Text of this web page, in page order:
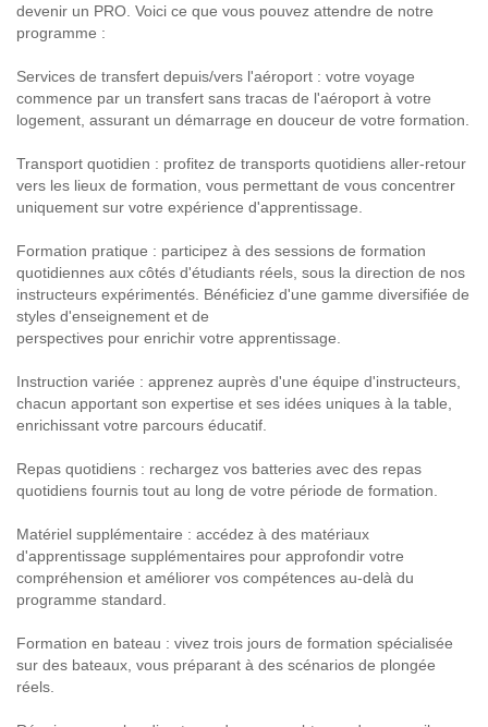
devenir un PRO. Voici ce que vous pouvez attendre de notre
programme :
Services de transfert depuis/vers l'aéroport : votre voyage
commence par un transfert sans tracas de l'aéroport à votre
logement, assurant un démarrage en douceur de votre formation.
Transport quotidien : profitez de transports quotidiens aller-retour
vers les lieux de formation, vous permettant de vous concentrer
uniquement sur votre expérience d'apprentissage.
Formation pratique : participez à des sessions de formation
quotidiennes aux côtés d'étudiants réels, sous la direction de nos
instructeurs expérimentés. Bénéficiez d'une gamme diversifiée de
styles d'enseignement et de
perspectives pour enrichir votre apprentissage.
Instruction variée : apprenez auprès d'une équipe d'instructeurs,
chacun apportant son expertise et ses idées uniques à la table,
enrichissant votre parcours éducatif.
Repas quotidiens : rechargez vos batteries avec des repas
quotidiens fournis tout au long de votre période de formation.
Matériel supplémentaire : accédez à des matériaux
d'apprentissage supplémentaires pour approfondir votre
compréhension et améliorer vos compétences au-delà du
programme standard.
Formation en bateau : vivez trois jours de formation spécialisée
sur des bateaux, vous préparant à des scénarios de plongée
réels.